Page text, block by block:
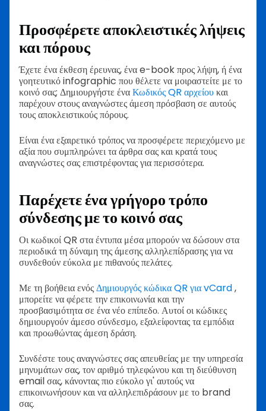
Προσφέρετε αποκλειστικές λήψεις
και πόρους
Έχετε ένα έκθεση έρευνας, ένα e-book προς λήψη, ή ένα
γοητευτικό infographic που θέλετε να μοιραστείτε με το
κοινό σας; Δημιουργήστε έναΚωδικός QR αρχείουκαι
παρέχουν στους αναγνώστες άμεση πρόσβαση σε αυτούς
τους αποκλειστικούς πόρους.
Είναι ένα εξαιρετικό τρόπος να προσφέρετε περιεχόμενο με
αξία που συμπληρώνει τα άρθρα σας και κρατά τους
αναγνώστες σας επιστρέφοντας για περισσότερα.
Παρέχετε ένα γρήγορο τρόπο
σύνδεσης με το κοινό σας
Οι κωδικοί QR στα έντυπα μέσα μπορούν να δώσουν στα
περιοδικά τη δύναμη της άμεσης αλληλεπίδρασης για να
συνδεθούν εύκολα με πιθανούς πελάτες.
Με τη βοήθεια ενόςΔημιουργός κώδικα QR για vCard,
μπορείτε να φέρετε την επικοινωνία και την
προσβασιμότητα σε ένα νέο επίπεδο. Αυτοί οι κώδικες
δημιουργούν άμεσο σύνδεσμο, εξαλείφοντας τα εμπόδια
και προωθώντας άμεση δράση.
Συνδέστε τους αναγνώστες σας απευθείας με την υπηρεσία
μηνυμάτων σας, τον αριθμό τηλεφώνου και τη διεύθυνση
email σας, κάνοντας πιο εύκολο γι' αυτούς να
επικοινωνήσουν και να αλληλεπιδράσουν με το brand
σας.